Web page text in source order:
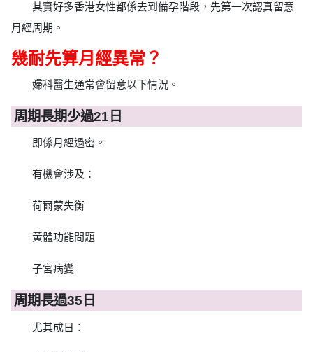
其實好多香港女性都係去到備孕階段，先第一次認真留意
月經周期。
幾耐先算月經異常？
婦科醫生通常會留意以下情況。
周期長期少過21日
即係月經過密。
有機會涉及：
荷爾蒙失衡
黃體功能問題
子宮病變
周期長過35日
尤其成日：